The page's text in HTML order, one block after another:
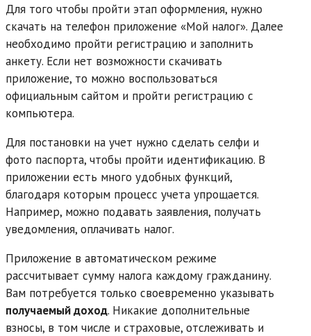
Для того чтобы пройти этап оформления, нужно
скачать на телефон приложение «Мой налог». Далее
необходимо пройти регистрацию и заполнить
анкету. Если нет возможности скачивать
приложение, то можно воспользоваться
официальным сайтом и пройти регистрацию с
компьютера.
Для постановки на учет нужно сделать селфи и
фото паспорта, чтобы пройти идентификацию. В
приложении есть много удобных функций,
благодаря которым процесс учета упрощается.
Например, можно подавать заявления, получать
уведомления, оплачивать налог.
Приложение в автоматическом режиме
рассчитывает сумму налога каждому гражданину.
Вам потребуется только своевременно указывать
получаемый доход. Никакие дополнительные
взносы, в том числе и страховые, отслеживать и